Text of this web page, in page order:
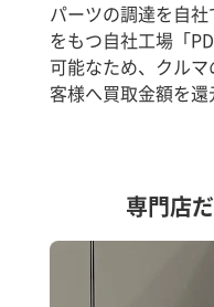
パーツの調達を自
をもつ自社工場「
可能なため、クル
客様へ買取金額を還
専門店